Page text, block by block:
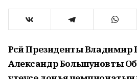
Рәсәй Президенты
Александр Большуновты